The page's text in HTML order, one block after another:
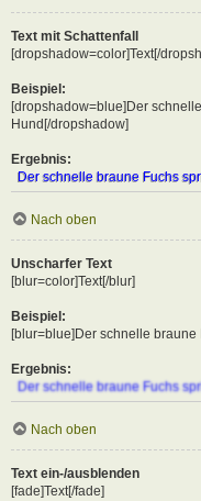
Text mit Schattenfall
[dropshadow=color]Text[/
Beispiel:
[dropshadow=blue]Der
Hund[/dropshadow]
Ergebnis:
Der schnelle braune Fuchs
Nach oben
Unscharfer Text
[blur=color]Text[/blur]
Beispiel:
[blur=blue]Der schnelle
Ergebnis:
Der schnelle braune Fuchs
Nach oben
Text ein-/ausblenden
[fade]Text[/fade]